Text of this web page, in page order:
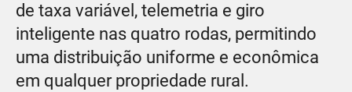
de taxa variável, telemetria e giro
inteligente nas quatro rodas, permitindo
uma distribuição uniforme e econômica
em qualquer propriedade rural.